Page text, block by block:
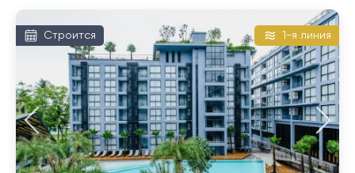
супермаркетов. Любители пляжного отдыха оценят
близость к нетронутым песчаным берегам Бангтао,
Лайана и Сурина, которые находятся в 10-15
минутах езды от комплекса. Кроме того,
международный аэропорт Пхукета находится
примерно в 25 минутах езды на автомобиле, что
делает это место еще более удобным.<p> </p>
<p>Примечание: Перевести с помощью Google</p>
Лагуна. Кроме того, Пасак обеспечивает удобную
близость для семей с детьми, посещающими
международные школы, посещающими аквапарки,
наслаждающимися морскими
достопримечательностями и часто посещающими
различные дорогие торговые центры в Таланге. Его
выгодное расположение, возможности инженерной
коммуникации и адаптируемые земельные участки
продолжают привлекать как застройщиков, так и
Строится 1-я линия